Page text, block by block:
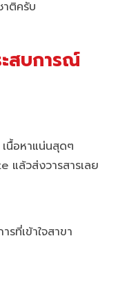
ติครับ
สบการณ์
นื้อหาแน่นสุดๆ
แล้วส่งวารสารเลย
ที่เข้าใจสาขา